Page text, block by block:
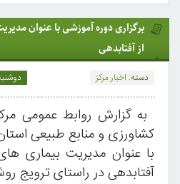
برگزاری دوره آموزشی با عنوان
از آفتابدهی
دسته: اخبار مرکز دوشنبه - ۱۱
به گزارش روابط عمومی
کشاورزی و منابع طبیعی
با عنوان مدیریت بیماری
آفتابدهی در راستای ترویج